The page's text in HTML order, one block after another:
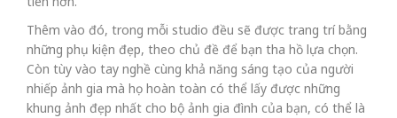
Thêm vào đó, trong mỗi studio đều sẽ được trang trí bằng
những phụ kiện đẹp, theo chủ đề để bạn tha hồ lựa chọn.
Còn tùy vào tay nghề cùng khả năng sáng tạo của người
nhiếp ảnh gia mà họ hoàn toàn có thể lấy được những
khung ảnh đẹp nhất cho bộ ảnh gia đình của bạn, có thể là